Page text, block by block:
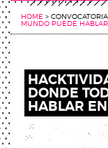
HOME > CONVOCATORIA
MUNDO PUEDE
DONDE
HABLAR